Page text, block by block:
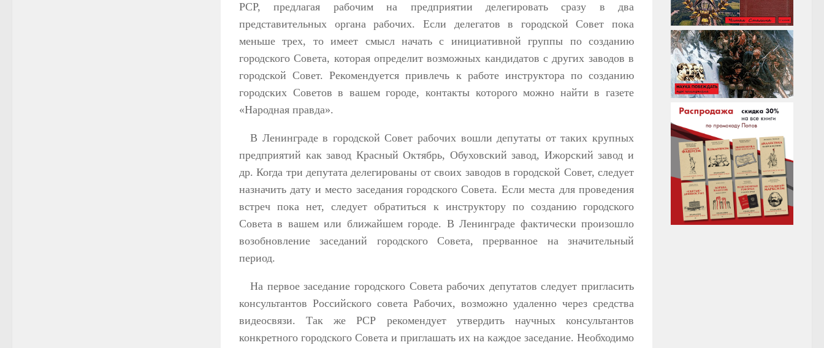
РСР, предлагая рабочим на предприятии делегировать сразу в два
представительных органа рабочих. Если делегатов в городской Совет пока
меньше трех, то имеет смысл начать с инициативной группы по созданию
городского Совета, которая определит возможных кандидатов с других заводов в
городской Совет. Рекомендуется привлечь к работе инструктора по созданию
городских Советов в вашем городе, контакты которого можно найти в газете
«Народная правда».
В Ленинграде в городской Совет рабочих вошли депутаты от таких крупных
предприятий как завод Красный Октябрь, Обуховский завод, Ижорский завод и
др. Когда три депутата делегированы от своих заводов в городской Совет, следует
назначить дату и место заседания городского Совета. Если места для проведения
встреч пока нет, следует обратиться к инструктору по созданию городского
Совета в вашем или ближайшем городе. В Ленинграде фактически произошло
возобновление заседаний городского Совета, прерванное на значительный
период.
На первое заседание городского Совета рабочих депутатов следует пригласить
консультантов Российского совета Рабочих, возможно удаленно через средства
видеосвязи. Так же РСР рекомендует утвердить научных консультантов
конкретного городского Совета и приглашать их на каждое заседание. Необходимо